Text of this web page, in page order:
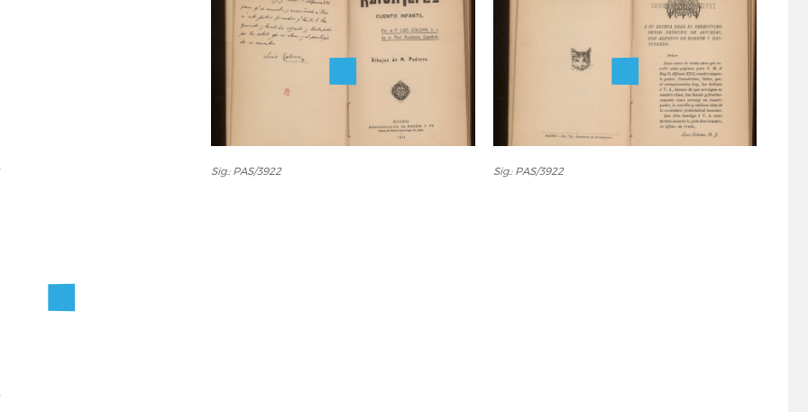
PAS/3922
Sig.: PAS/3922
PAS/3922
Sig.: PAS/3922